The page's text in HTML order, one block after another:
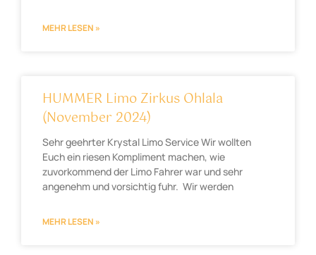
MEHR LESEN »
HUMMER Limo Zirkus Ohlala
(November 2024)
Sehr geehrter Krystal Limo Service Wir wollten
Euch ein riesen Kompliment machen, wie
zuvorkommend der Limo Fahrer war und sehr
angenehm und vorsichtig fuhr. Wir werden
MEHR LESEN »